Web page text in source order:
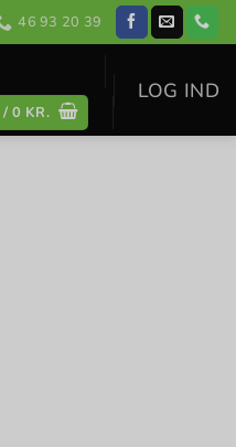
46 93 20 39
/0 KR.
LOG IND